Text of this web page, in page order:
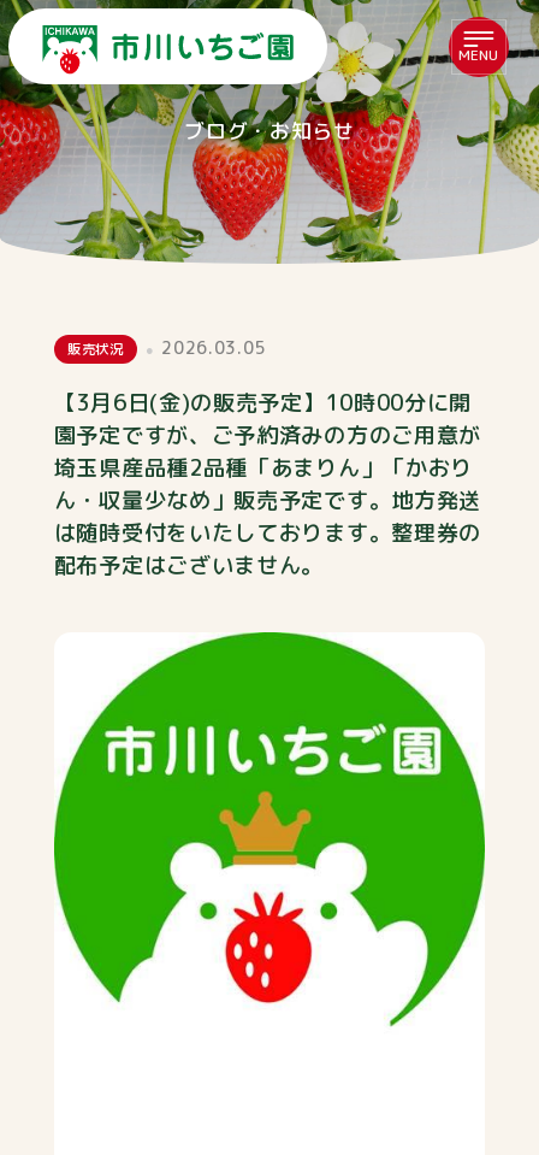
MENU
ブログ・お知らせ
販売状況 2026.03.05
【3月6日(金)の販売予定】10時00分に開
園予定ですが、ご予約済みの方のご用意が
埼玉県産品種2品種「あまりん」「かおり
ん・収量少なめ」販売予定です。地方発送
は随時受付をいたしております。整理券の
配布予定はございません。